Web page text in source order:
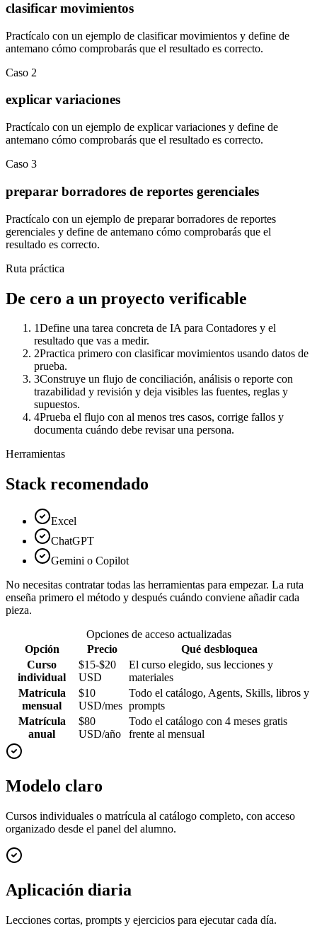
clasificar movimientos
Practícalo con un ejemplo de clasificar movimientos y define de
antemano cómo comprobarás que el resultado es correcto.
Caso 2
explicar variaciones
Practícalo con un ejemplo de explicar variaciones y define de
antemano cómo comprobarás que el resultado es correcto.
Caso 3
preparar borradores de reportes gerenciales
Practícalo con un ejemplo de preparar borradores de reportes
gerenciales y define de antemano cómo comprobarás que el
resultado es correcto.
Ruta práctica
De cero a un proyecto verificable
1Define una tarea concreta de IA para Contadores y el
resultado que vas a medir.
2Practica primero con clasificar movimientos usando datos de
prueba.
3Construye un flujo de conciliación, análisis o reporte con
trazabilidad y revisión y deja visibles las fuentes, reglas y
supuestos.
4Prueba el flujo con al menos tres casos, corrige fallos y
documenta cuándo debe revisar una persona.
Herramientas
Stack recomendado
Excel
ChatGPT
Gemini o Copilot
No necesitas contratar todas las herramientas para empezar. La ruta
enseña primero el método y después cuándo conviene añadir cada
pieza.
Opciones de acceso actualizadas
Opción
Precio
Qué desbloquea
Curso
individual
$15-$20
USD
El curso elegido, sus lecciones y
materiales
Matrícula
mensual
$10
USD/mes
Todo el catálogo, Agents, Skills, libros y
prompts
Matrícula
anual
$80
USD/año
Todo el catálogo con 4 meses gratis
frente al mensual
Modelo claro
Cursos individuales o matrícula al catálogo completo, con acceso
organizado desde el panel del alumno.
Aplicación diaria
Lecciones cortas, prompts y ejercicios para ejecutar cada día.